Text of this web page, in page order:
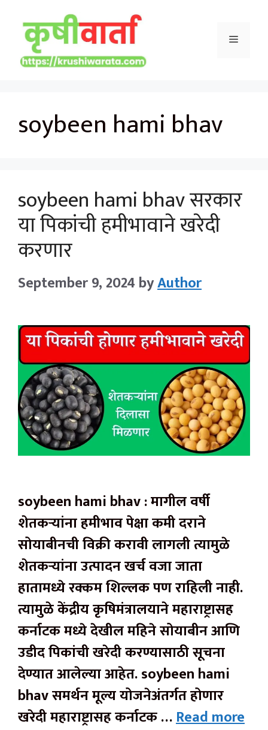
content
Menu
soybeen hami bhav
soybeen hami bhav सरकार
या पिकांची हमीभावाने खरेदी
करणार
September 9, 2024 byAuthor
soybeen hami bhav : मागील वर्षी
शेतकऱ्यांना हमीभाव पेक्षा कमी दराने
सोयाबीनची विक्री करावी लागली त्यामुळे
शेतकऱ्यांना उत्पादन खर्च वजा जाता
हातामध्ये रक्कम शिल्लक पण राहिली नाही.
त्यामुळे केंद्रीय कृषिमंत्रालयाने महाराष्ट्रासह
कर्नाटक मध्ये देखील महिने सोयाबीन आणि
उडीद पिकांची खरेदी करण्यासाठी सूचना
देण्यात आलेल्या आहेत. soybeen hami
bhav समर्थन मूल्य योजनेअंतर्गत होणार
खरेदी महाराष्ट्रासह कर्नाटक …Read more